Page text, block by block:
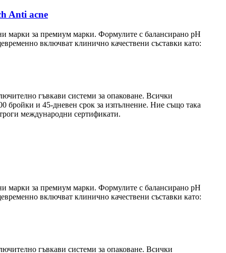
Anti acne
марки за премиум марки. Формулите с балансирано pH
включват клинично качествени съставки като:
гъвкави системи за опаковане. Всички
бройки и 45-дневен срок за изпълнение. Ние също така
международни сертификати.
марки за премиум марки. Формулите с балансирано pH
включват клинично качествени съставки като:
гъвкави системи за опаковане. Всички